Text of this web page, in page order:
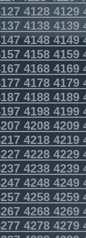
41284129
41384139
41484149
41584159
41684169
41784179
41884189
41984199
42084209
42184219
42284229
42384239
42484249
42584259
42684269
42784279